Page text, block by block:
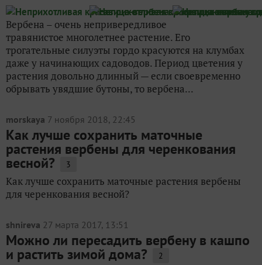
Вербена – очень непривередливое
травянистое многолетнее растение. Его
трогательные силуэты гордо красуются на клумбах
даже у начинающих садоводов. Период цветения у
растения довольно длинный — если своевременно
обрывать увядшие бутоны, то вербена...
morskaya 7 ноября 2018, 22:45
Как лучше сохранить маточные
растения вербены для черенкования
весной? 3
Как лучше сохранить маточные растения вербены
для черенкования весной?
shnireva 27 марта 2017, 13:51
Можно ли пересадить вербену в кашпо
и растить зимой дома? 2